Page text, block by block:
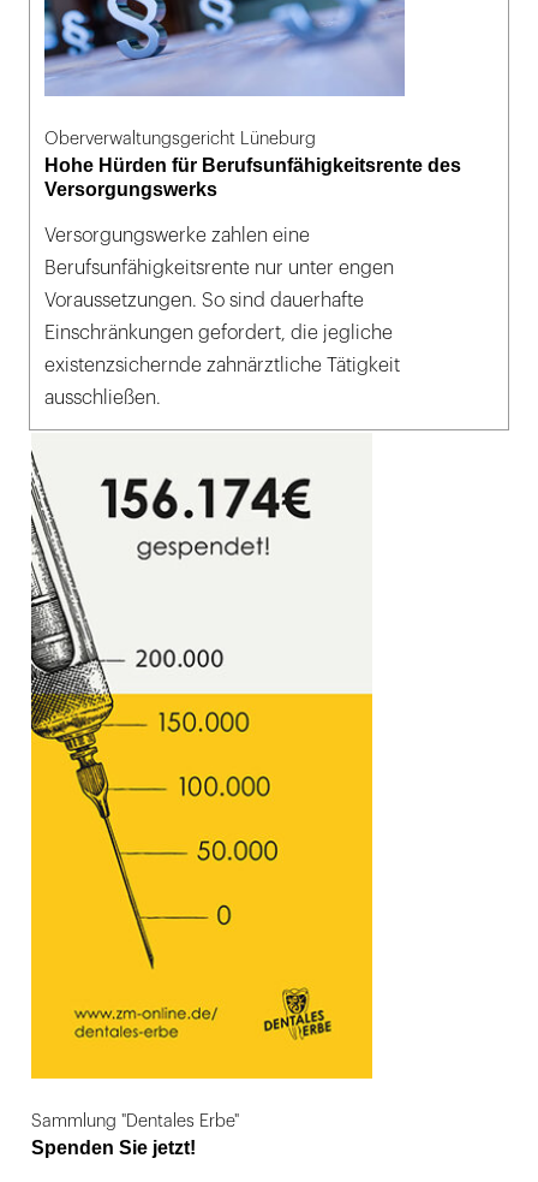
Oberverwaltungsgericht Lüneburg
Hohe Hürden für Berufsunfähigkeitsrente des
Versorgungswerks
Versorgungswerke zahlen eine
Berufsunfähigkeitsrente nur unter engen
Voraussetzungen. So sind dauerhafte
Einschränkungen gefordert, die jegliche
existenzsichernde zahnärztliche Tätigkeit
ausschließen.
Sammlung "Dentales Erbe"
Spenden Sie jetzt!